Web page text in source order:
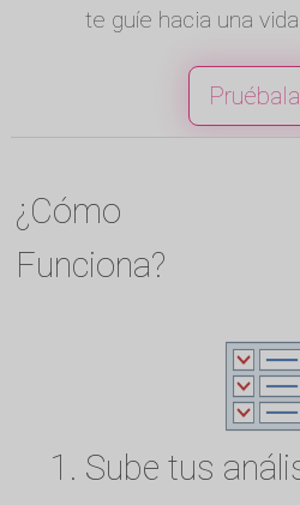
te guíe hacia una
¿Cómo
Funciona?
1. Sube tus